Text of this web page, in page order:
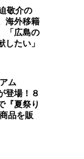
敬介の
海外移籍
「広島の
したい」
ム
登場！８
『夏祭り
品を販